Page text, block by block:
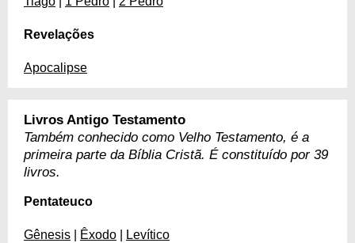
Revelações
Apocalipse
Livros Antigo Testamento
Também conhecido como Velho Testamento, é a
primeira parte da Bíblia Cristã. É constituído por 39
livros.
Pentateuco
Gênesis Êxodo Levítico